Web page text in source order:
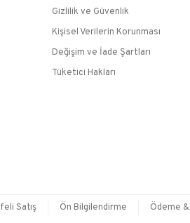
Gizlilik ve Güvenlik
Kişisel Verilerin Korunması
Değişim ve İade Şartları
Tüketici Hakları
Satış Ön Bilgilendirme Ödeme